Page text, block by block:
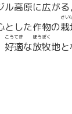
高原に広がる，
とした作物の栽
さい
好適
こうてき
な放牧
ほうぼく
地